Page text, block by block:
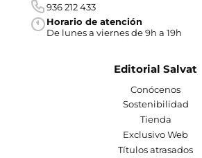
936 212 433
Horario de atención
De lunes a viernes de 9h a 19h
Editorial Salvat
Conócenos
Sostenibilidad
Tienda
Exclusivo Web
Títulos atrasados